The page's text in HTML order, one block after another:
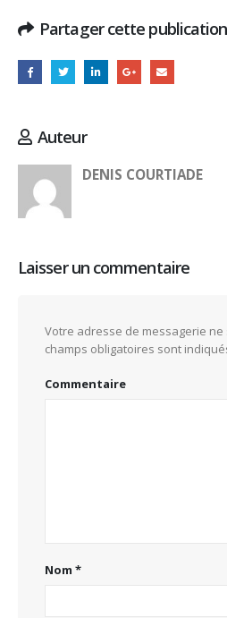
Partager cette publication
Auteur
DENIS COURTIADE
Laisser un commentaire
Votre adresse de messagerie
champs obligatoires sont
Commentaire
Nom *